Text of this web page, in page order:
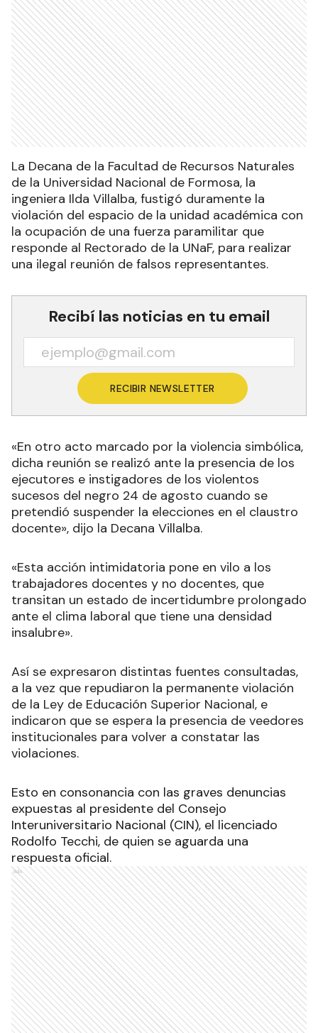
La Decana de la Facultad de Recursos Naturales
de la Universidad Nacional de Formosa, la
ingeniera Ilda Villalba, fustigó duramente la
violación del espacio de la unidad académica con
la ocupación de una fuerza paramilitar que
responde al Rectorado de la UNaF, para realizar
una ilegal reunión de falsos representantes.
Recibí las noticias en tu email
RECIBIR NEWSLETTER
«En otro acto marcado por la violencia simbólica,
dicha reunión se realizó ante la presencia de los
ejecutores e instigadores de los violentos
sucesos del negro 24 de agosto cuando se
pretendió suspender la elecciones en el claustro
docente», dijo la Decana Villalba.
«Esta acción intimidatoria pone en vilo a los
trabajadores docentes y no docentes, que
transitan un estado de incertidumbre prolongado
ante el clima laboral que tiene una densidad
insalubre».
Así se expresaron distintas fuentes consultadas,
a la vez que repudiaron la permanente violación
de la Ley de Educación Superior Nacional, e
indicaron que se espera la presencia de veedores
institucionales para volver a constatar las
violaciones.
Esto en consonancia con las graves denuncias
expuestas al presidente del Consejo
Interuniversitario Nacional (CIN), el licenciado
Rodolfo Tecchi, de quien se aguarda una
respuesta oficial.
Ads